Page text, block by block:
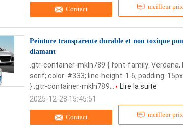
Contact meilleur prix
Peinture transparente durable et non toxique
diamant
Contact meilleur prix
.gtr-container-mkln789 { font-family: Verdana,
serif; color: #333; line-height: 1.6; padding:
} .gtr-container-mkln789...
Lire la suite
2025-12-28 15:45:51